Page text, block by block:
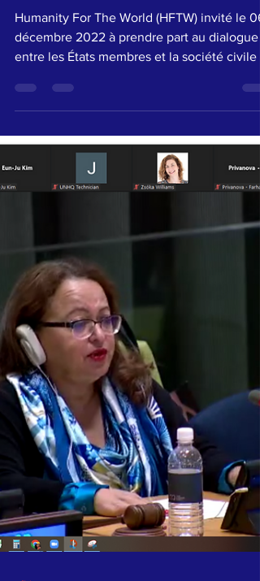
9 déc. 2022
1 min de lecture
Dialogue : "Lutter contre les
contrecoups en maintenant la
violence sexiste à l'ordre du jour"
Humanity For The World (HFTW) invité le 06
décembre 2022 à prendre part au dialogue
entre les États membres et la société civile